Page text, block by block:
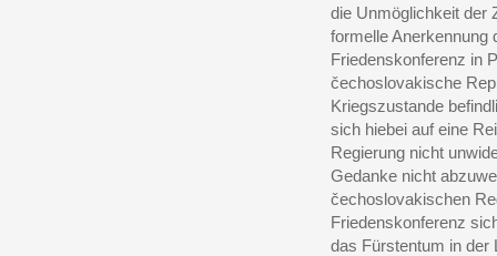
die Unmöglichkeit der
formelle Anerkennung
Friedenskonferenz in
čechoslovakische
Kriegszustande
sich hiebei auf eine
Regierung nicht
Gedanke nicht
čechoslovakischen
Friedenskonferenz
das Fürstentum in der